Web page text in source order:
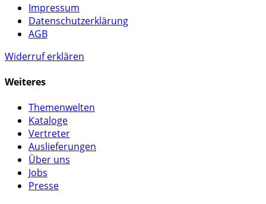
Impressum
Datenschutzerklärung
AGB
Widerruf erklären
Weiteres
Themenwelten
Kataloge
Vertreter
Auslieferungen
Über uns
Jobs
Presse